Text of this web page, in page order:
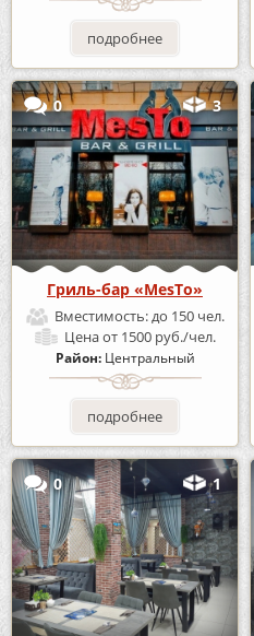
подробнее
0 3
Гриль-бар «MesTo»
Вместимость:до 150 чел.
Ценаот 1500 руб./чел.
Район: Центральный
подробнее
0 1